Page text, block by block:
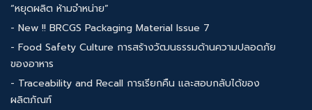
“หยุดผลิต ห้ามจำหน่าย”
- New !! BRCGS Packaging Material Issue 7
- Food Safety Culture การสร้างวัฒนธรรมด้านความปลอดภัย
ของอาหาร
- Traceability and Recall การเรียกคืน และสอบกลับได้ของ
ผลิตภัณฑ์